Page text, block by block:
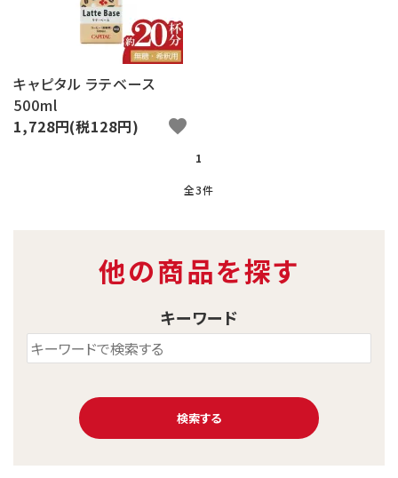
キャピタル ラテベース
500ml
1,728円(税128円)
favorite
1
全3件
他の商品を探す
キーワード
検索する